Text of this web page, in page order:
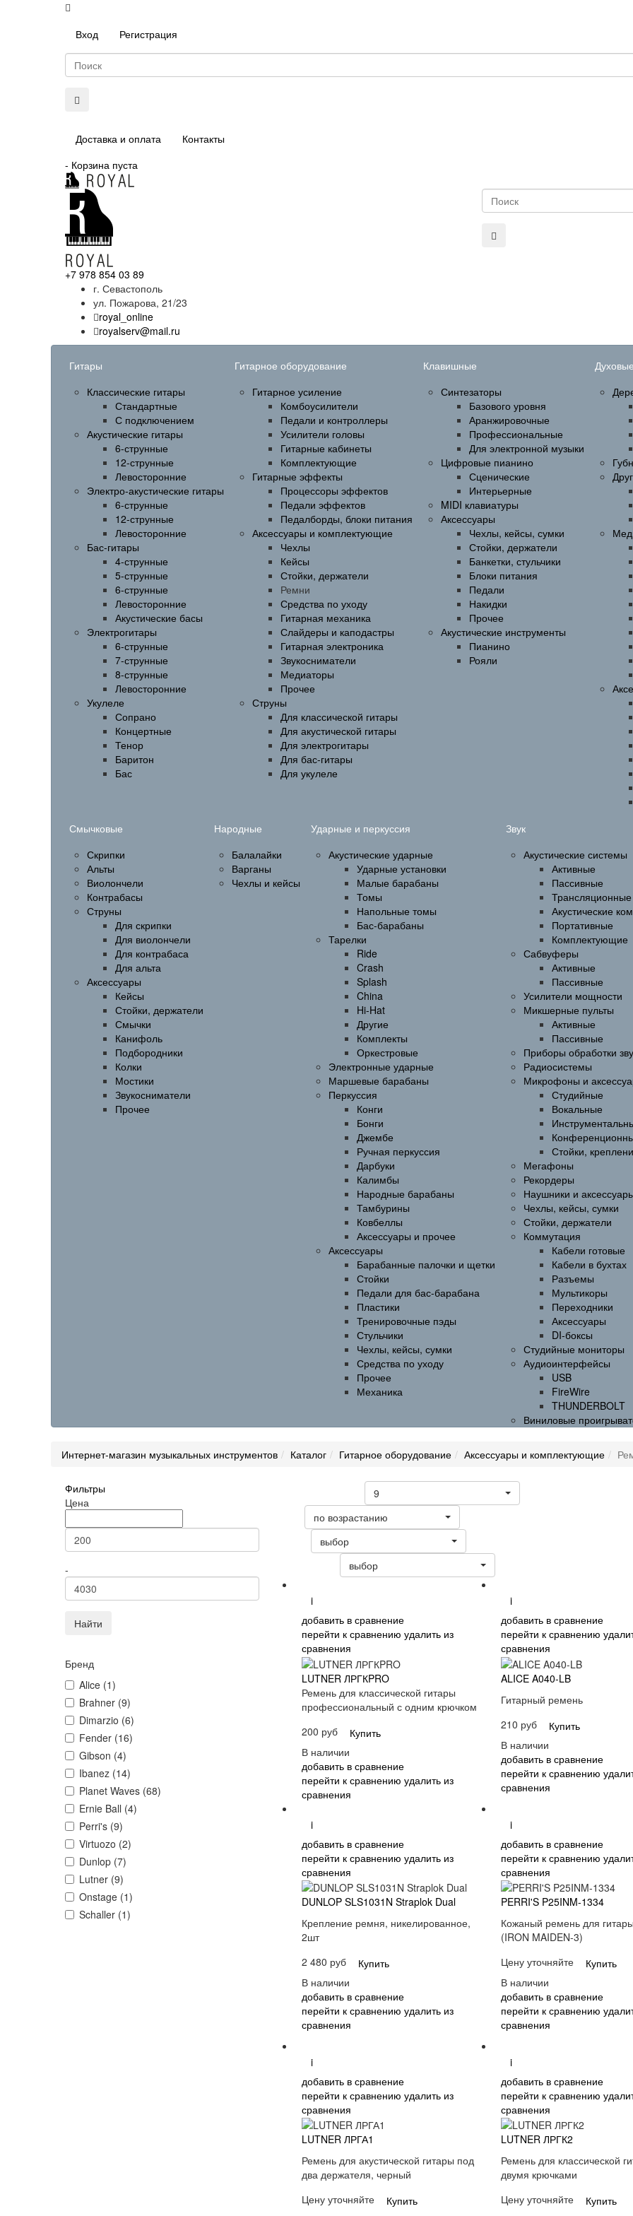
Вход Регистрация
Доставка и оплата
Контакты
- Корзина пуста
+7 978 854 03 89
г. Севастополь
ул. Пожарова, 21/23
royal_online
royalserv@mail.ru
Гитары
Классические гитары
Стандартные
С подключением
Акустические гитары
6-струнные
12-струнные
Левосторонние
Электро-акустические гитары
6-струнные
12-струнные
Левосторонние
Бас-гитары
4-струнные
5-струнные
6-струнные
Левосторонние
Акустические басы
Электрогитары
6-струнные
7-струнные
8-струнные
Левосторонние
Укулеле
Сопрано
Концертные
Тенор
Баритон
Бас
Гитарное оборудование
Гитарное усиление
Комбоусилители
Педали и контроллеры
Усилители головы
Гитарные кабинеты
Комплектующие
Гитарные эффекты
Процессоры эффектов
Педали эффектов
Педалборды, блоки питания
Аксессуары и комплектующие
Чехлы
Кейсы
Стойки, держатели
Ремни
Средства по уходу
Гитарная механика
Слайдеры и каподастры
Гитарная электроника
Звукосниматели
Медиаторы
Прочее
Струны
Для классической гитары
Для акустической гитары
Для электрогитары
Для бас-гитары
Для укулеле
Клавишные
Синтезаторы
Базового уровня
Аранжировочные
Профессиональные
Для электронной музыки
Цифровые пианино
Сценические
Интерьерные
MIDI клавиатуры
Аксессуары
Чехлы, кейсы, сумки
Стойки, держатели
Банкетки, стульчики
Блоки питания
Педали
Накидки
Прочее
Акустические инструменты
Пианино
Рояли
Духовые
Смычковые
Скрипки
Альты
Виолончели
Контрабасы
Струны
Для скрипки
Для виолончели
Для контрабаса
Для альта
Аксессуары
Кейсы
Стойки, держатели
Смычки
Канифоль
Подбородники
Колки
Мостики
Звукосниматели
Прочее
Народные
Балалайки
Варганы
Чехлы и кейсы
Ударные и перкуссия
Акустические ударные
Ударные установки
Малые барабаны
Томы
Напольные томы
Бас-барабаны
Тарелки
Ride
Crash
Splash
China
Hi-Hat
Другие
Комплекты
Оркестровые
Электронные ударные
Маршевые барабаны
Перкуссия
Конги
Бонги
Джембе
Ручная перкуссия
Дарбуки
Калимбы
Народные барабаны
Тамбурины
Ковбеллы
Аксессуары и прочее
Аксессуары
Барабанные палочки и щетки
Стойки
Педали для бас-барабана
Пластики
Тренировочные пэды
Стульчики
Чехлы, кейсы, сумки
Средства по уходу
Прочее
Механика
Звук
Акустические системы
Активные
Пассивные
Трансляционные
Акустические
Портативные
Комплектующие
Сабвуферы
Активные
Пассивные
Усилители мощности
Микшерные пульты
Активные
Пассивные
Приборы обработки
Радиосистемы
Микрофоны и
Студийные
Вокальные
Стойки,
Мегафоны
Рекордеры
Наушники и
Чехлы, кейсы, сумки
Стойки, держатели
Коммутация
Кабели готовые
Кабели в бухтах
Разъемы
Мультикоры
Переходники
Аксессуары
DI-боксы
Студийные мониторы
Аудиоинтерфейсы
USB
FireWire
THUNDERBOLT
Виниловые
Интернет-магазин музыкальных инструментов Каталог Гитарное оборудование Аксессуары и комплектующие
Фильтры
Цена
-
Найти
Бренд
Alice (1)
Brahner (9)
Dimarzio (6)
Fender (16)
Gibson (4)
Ibanez (14)
Planet Waves (68)
Ernie Ball (4)
Perri's (9)
Virtuozo (2)
Dunlop (7)
Lutner (9)
Onstage (1)
Schaller (1)
9
по возрастанию
выбор
выбор
i
добавить в сравнение
перейти к сравнению удалить из
сравнения
LUTNER ЛРГКPRO
Ремень для классической гитары
профессиональный с одним крючком
200 руб
Купить
В наличии
добавить в сравнение
перейти к сравнению удалить из
сравнения
i
добавить в сравнение
перейти к сравнению
сравнения
ALICE A040-LB
Гитарный ремень
210 руб
Купить
В наличии
добавить в сравнение
перейти к сравнению
сравнения
i
добавить в сравнение
перейти к сравнению удалить из
сравнения
DUNLOP SLS1031N Straplok Dual
Крепление ремня, никелированное,
2шт
2 480 руб
Купить
В наличии
добавить в сравнение
перейти к сравнению удалить из
сравнения
i
добавить в сравнение
перейти к сравнению
сравнения
PERRI'S P25INM-1334
Кожаный ремень для
(IRON MAIDEN-3)
Цену уточняйте
Купить
В наличии
добавить в сравнение
перейти к сравнению
сравнения
i
добавить в сравнение
перейти к сравнению удалить из
сравнения
LUTNER ЛРГА1
Ремень для акустической гитары под
два держателя, черный
Цену уточняйте
Купить
i
добавить в сравнение
перейти к сравнению
сравнения
LUTNER ЛРГК2
Ремень для классической
двумя крючками
Цену уточняйте
Купить